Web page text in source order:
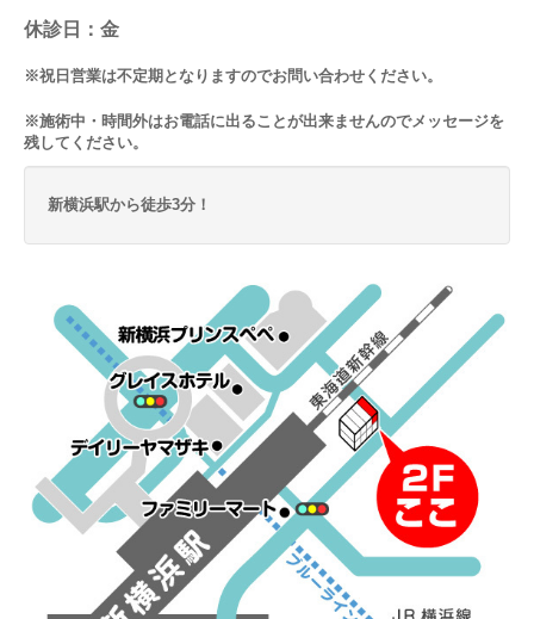
休診日：金
※祝日営業は不定期となりますのでお問い合わせください。
※施術中・時間外はお電話に出ることが出来ませんのでメッセージを
残してください。
新横浜駅から徒歩3分！